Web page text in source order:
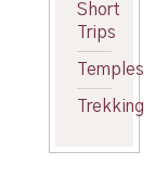
Short
Trips
Temples
Trekking